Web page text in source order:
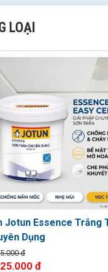
LOẠI
Jotun Essence Trắng
Dụng
đ
đ